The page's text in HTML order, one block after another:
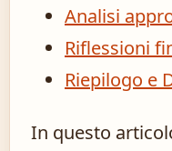
Analisi
Riflessioni
Riepilogo e
In questo